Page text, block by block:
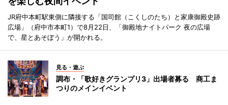
JR府中本町駅東側に隣接する「国司館（こくしのたち）と家康御殿史跡
広場」（府中市本町1）で8月22日、「御殿地ナイトパーク 夜の広場
で、星とあそぼう」が開かれる。
見る・遊ぶ
調布・「歌好きグランプリ3」出場者募る 商工ま
つりのメインイベント